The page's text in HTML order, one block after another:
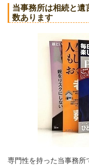
当事務所は相続と遺
数あります
専門性を持った当事務所